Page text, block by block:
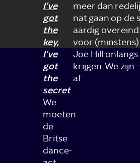
I’ve
got
the
key,
I’ve
got
the
secret.
We
moeten
de
Britse
dance-
meer dan
nat gaan op de
aardig
voor (minstens)
Joe Hill
krijgen. We zijn
af.